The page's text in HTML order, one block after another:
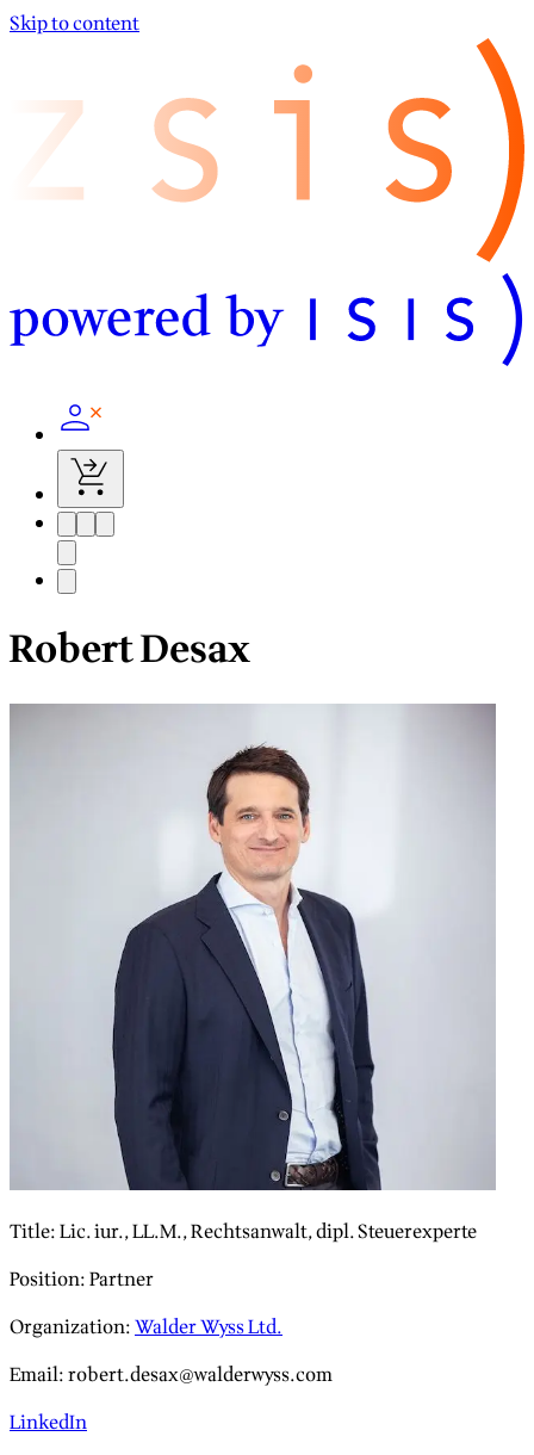
Skip to content
Robert Desax
Title:Lic. iur., LL.M., Rechtsanwalt, dipl. Steuerexperte
Position:Partner
Organization:Walder Wyss Ltd.
Email:robert.desax@walderwyss.com
LinkedIn